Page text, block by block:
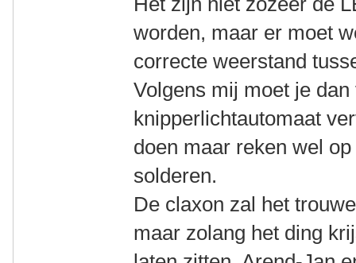
worden, maar er moet
correcte weerstand
Volgens mij moet je
knipperlichtautomaat
doen maar reken wel
solderen.
De claxon zal het
maar zolang het ding